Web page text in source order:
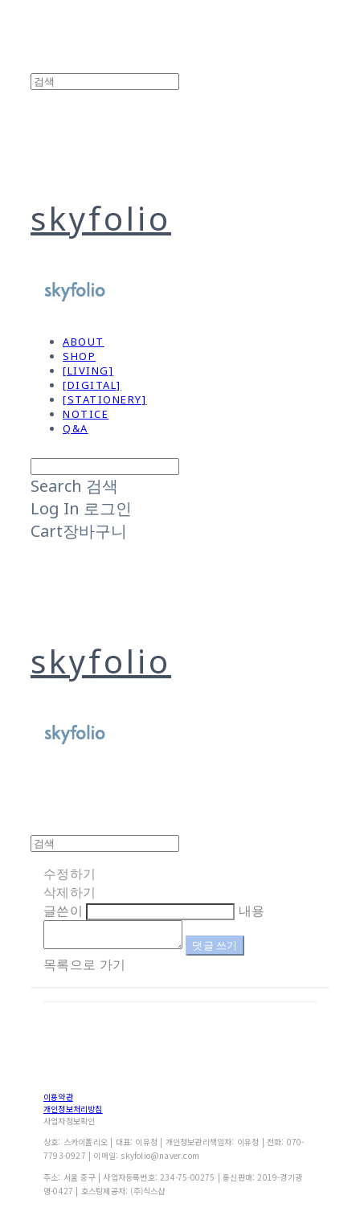
skyfolio
ABOUT
SHOP
[LIVING]
[DIGITAL]
[STATIONERY]
NOTICE
Q&A
Search 검색
Log In 로그인
Cart장바구니
skyfolio
수정하기
삭제하기
글쓴이
내용
댓글 쓰기
목록으로 가기
이용약관
개인정보처리방침
사업자정보확인
상호: 스카이폴리오 | 대표: 이유정 | 개인정보관리책임자: 이유정 | 전화: 070-
7793-0927 | 이메일: skyfolio@naver.com
주소: 서울 중구 | 사업자등록번호: 234-75-00275 | 통신판매: 2019-경기광
명-0427 | 호스팅제공자: (주)식스샵